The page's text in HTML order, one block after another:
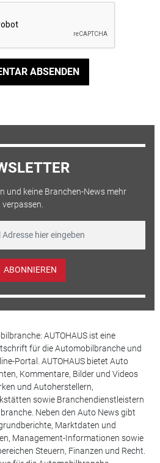
ABSENDEN
und keine Branchen-News mehr
verpassen.
ABONNIEREN
AUTOHAUS ist eine
für die Automobilbranche und
Portal. AUTOHAUS bietet Auto
Kommentare, Bilder und Videos
und Autoherstellern,
sowie Branchendienstleistern
Neben den Auto News gibt
Marktdaten und
Management-Informationen sowie
Steuern, Finanzen und Recht.